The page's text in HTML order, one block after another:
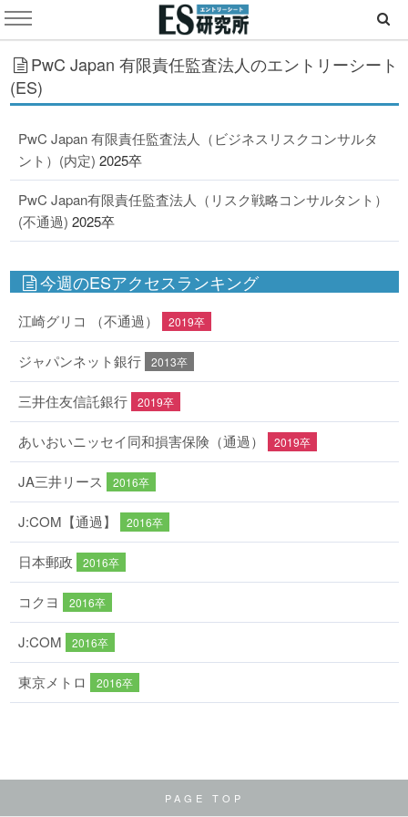
PwC Japan 有限責任監査法人のエントリーシート
(ES)
PwC Japan 有限責任監査法人（ビジネスリスクコンサルタ
ント）(内定) 2025卒
PwC Japan有限責任監査法人（リスク戦略コンサルタント）
(不通過) 2025卒
今週のESアクセスランキング
江崎グリコ （不通過） 2019卒
ジャパンネット銀行 2013卒
三井住友信託銀行 2019卒
あいおいニッセイ同和損害保険（通過） 2019卒
JA三井リース 2016卒
J:COM【通過】 2016卒
日本郵政 2016卒
コクヨ 2016卒
J:COM 2016卒
東京メトロ 2016卒
PAGE TOP